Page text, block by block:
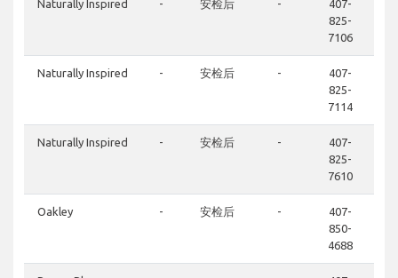
Naturally Inspired - 安检后 -
407-
825-
7106
Naturally Inspired - 安检后 -
407-
825-
7114
Naturally Inspired - 安检后 -
407-
825-
7610
Oakley - 安检后 -
407-
850-
4688